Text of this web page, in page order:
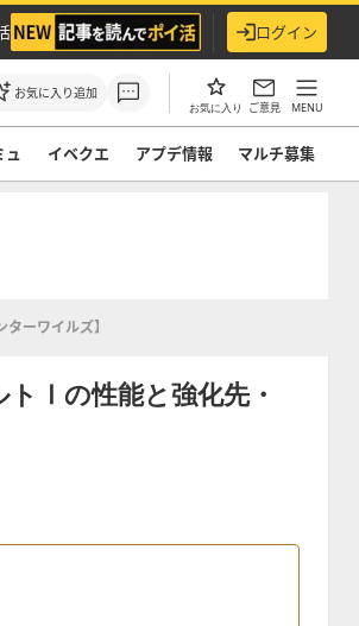
ログイン
お気に入り追加
お気に入り ご意見 MENU
ュ イベクエ アプデ情報 マルチ募集
ーワイルズ】
トⅠの性能と強化先・